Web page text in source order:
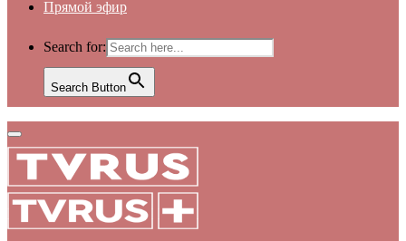
Прямой эфир
Search for:
Search Button
Primary
Menu